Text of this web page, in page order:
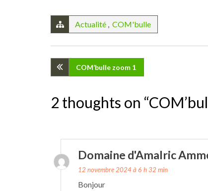
Actualité , COM'bulle
Navigation
l’article
COM’bulle zoom 1
2 thoughts on
Domaine d'Amalric
12 novembre 2024 à 6 h 32 min
Bonjour